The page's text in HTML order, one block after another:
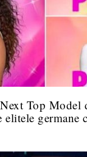
Top Model
elitele germane